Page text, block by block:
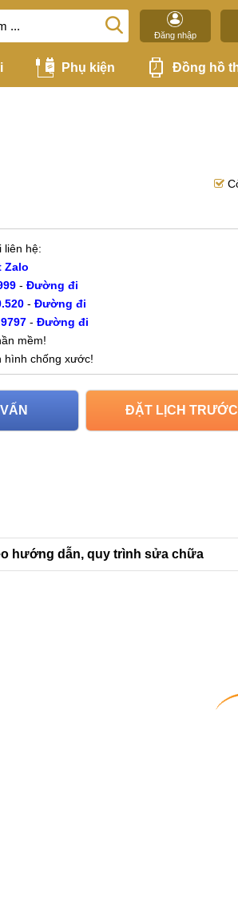
Đăng nhập
Phụ kiện Đồng hồ
liên hệ:
Zalo
- Đường đi
- Đường đi
- Đường đi
mềm!
hình chống xước!
ĐẶT LỊCH TRƯỚC
hướng dẫn, quy trình sửa chữa